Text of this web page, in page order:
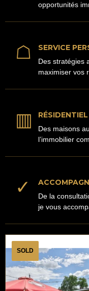
opportunités
☖ SERVICE
Des stratégies
maximiser vos
▥
Des maisons
l’immobilier
✓
De la
je vous
SOLD